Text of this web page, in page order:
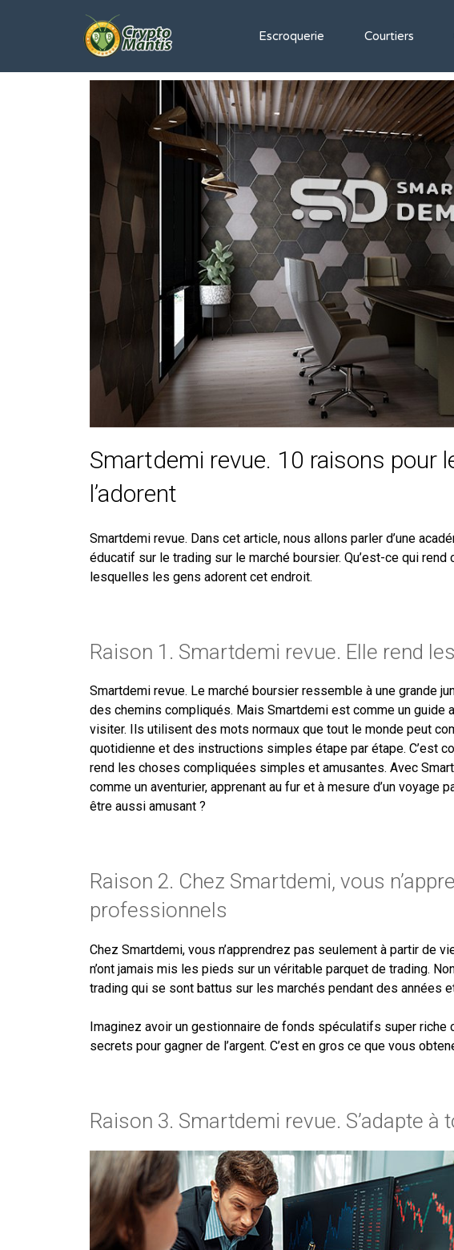
Escroquerie Courtiers
Smartdemi revue. 10 raisons pour
l’adorent
Smartdemi revue. Dans cet article, nous allons parler d’une
éducatif sur le trading sur le marché boursier. Qu’est-ce qui
lesquelles les gens adorent cet endroit.
Raison 1. Smartdemi revue. Elle rend
Smartdemi revue. Le marché boursier ressemble à une grande
des chemins compliqués. Mais Smartdemi est comme un guide
visiter. Ils utilisent des mots normaux que tout le monde peut
quotidienne et des instructions simples étape par étape. C’est
rend les choses compliquées simples et amusantes. Avec
comme un aventurier, apprenant au fur et à mesure d’un voyage
être aussi amusant ?
Raison 2. Chez Smartdemi, vous
professionnels
Chez Smartdemi, vous n’apprendrez pas seulement à partir de
n’ont jamais mis les pieds sur un véritable parquet de trading.
trading qui se sont battus sur les marchés pendant des années
Imaginez avoir un gestionnaire de fonds spéculatifs super
secrets pour gagner de l’argent. C’est en gros ce que vous
Raison 3. Smartdemi revue. S’adapte à